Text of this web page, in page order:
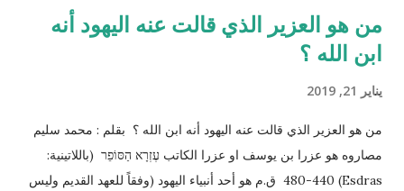
من هو العزير الذي قالت عنه اليهود أنه
ابن الله ؟
يناير 21, 2019
من هو العزير الذي قالت عنه اليهود أنه ابن الله ؟ بقلم : محمد سليم
مصاروه هو عزرا بن يوسف او عزرا الكاتب עֶזְרָא הַסּוֹפֵר (باللاتينية:
Esdras) 480-440 ق.م هو أحد أنبياء اليهود (وفقاً للعهد القديم وليس